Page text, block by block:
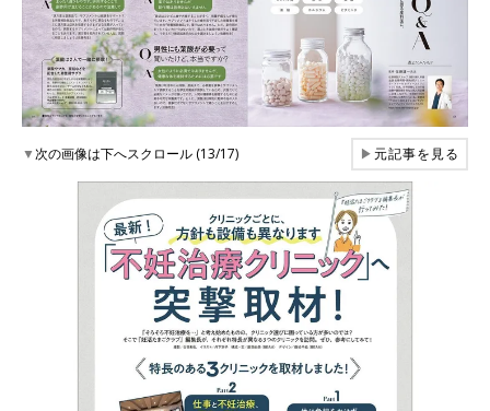
▼次の画像は下へスクロール (13/17) ▶元記事を見る